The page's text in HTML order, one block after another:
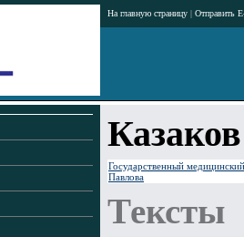
На главную страницу | Отправить
Государственный
Павлова
Тексты